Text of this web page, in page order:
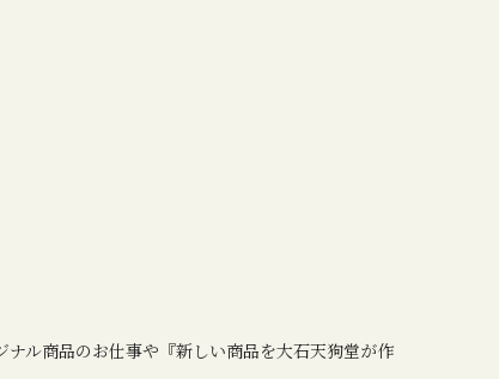
ル商品のお仕事や『新しい商品を大石天狗堂が作